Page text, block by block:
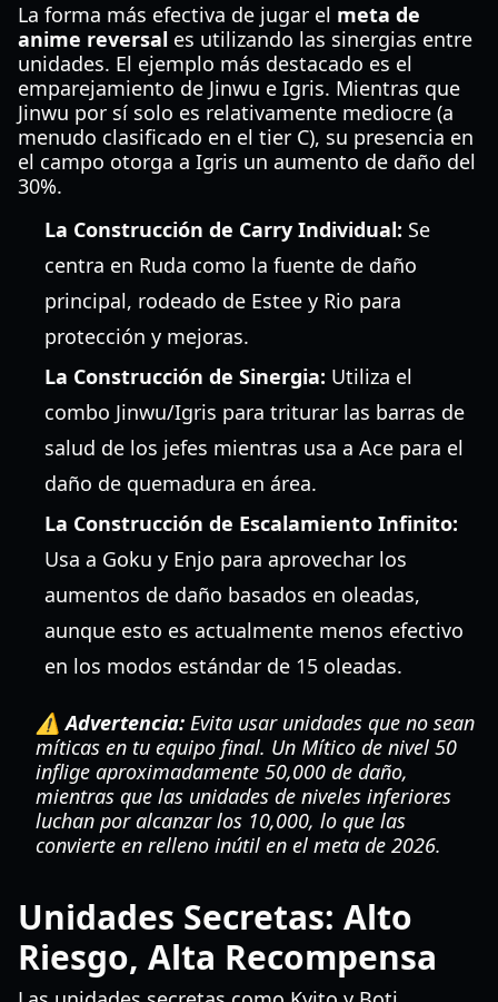
La forma más efectiva de jugar el meta de
anime reversal es utilizando las sinergias entre
unidades. El ejemplo más destacado es el
emparejamiento de Jinwu e Igris. Mientras que
Jinwu por sí solo es relativamente mediocre (a
menudo clasificado en el tier C), su presencia en
el campo otorga a Igris un aumento de daño del
30%.
La Construcción de Carry Individual: Se
centra en Ruda como la fuente de daño
principal, rodeado de Estee y Rio para
protección y mejoras.
La Construcción de Sinergia: Utiliza el
combo Jinwu/Igris para triturar las barras de
salud de los jefes mientras usa a Ace para el
daño de quemadura en área.
La Construcción de Escalamiento Infinito:
Usa a Goku y Enjo para aprovechar los
aumentos de daño basados en oleadas,
aunque esto es actualmente menos efectivo
en los modos estándar de 15 oleadas.
⚠️ Advertencia: Evita usar unidades que no sean
míticas en tu equipo final. Un Mítico de nivel 50
inflige aproximadamente 50,000 de daño,
mientras que las unidades de niveles inferiores
luchan por alcanzar los 10,000, lo que las
convierte en relleno inútil en el meta de 2026.
Unidades Secretas: Alto
Riesgo, Alta Recompensa